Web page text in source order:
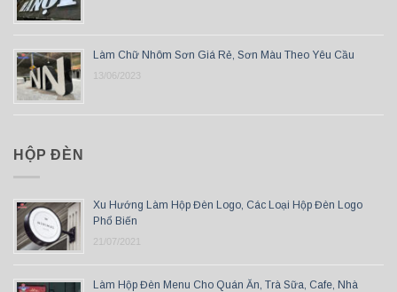
Làm Chữ Nhôm Sơn Giá Rẻ, Sơn Màu Theo Yêu Cầu
13/06/2023
HỘP ĐÈN
Xu Hướng Làm Hộp Đèn Logo, Các Loại Hộp Đèn Logo
Phổ Biến
21/07/2021
Làm Hộp Đèn Menu Cho Quán Ăn, Trà Sữa, Cafe, Nhà